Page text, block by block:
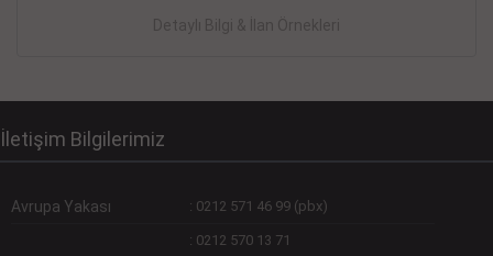
Detaylı Bilgi & İlan Örnekleri
İletişim Bilgilerimiz
Avrupa Yakası : 0212 571 46 99 (pbx)
: 0212 570 13 71
Devamını Gör